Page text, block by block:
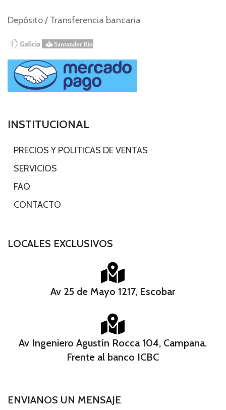
Depósito / Transferencia bancaria
INSTITUCIONAL
PRECIOS Y POLITICAS DE VENTAS
SERVICIOS
FAQ
CONTACTO
LOCALES EXCLUSIVOS
Av 25 de Mayo 1217, Escobar
Av Ingeniero Agustín Rocca 104, Campana.
Frente al banco ICBC​
ENVIANOS UN MENSAJE